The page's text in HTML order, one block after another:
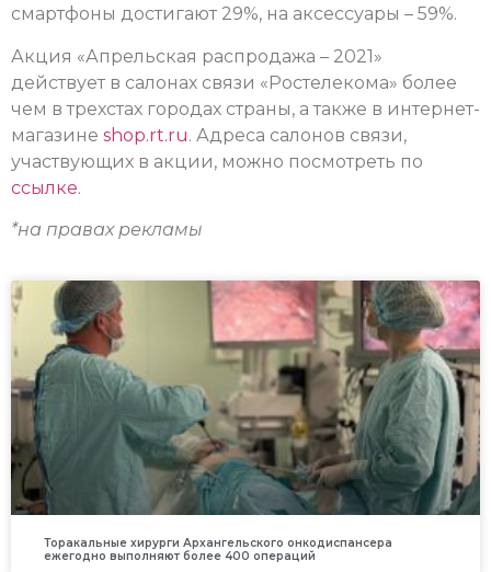
смартфоны достигают 29%, на аксессуары – 59%.
Акция «Апрельская распродажа – 2021»
действует в салонах связи «Ростелекома» более
чем в трехстах городах страны, а также в интернет-
магазине shop.rt.ru. Адреса салонов связи,
участвующих в акции, можно посмотреть по
ссылке.
*на правах рекламы
Торакальные хирурги Архангельского онкодиспансера
ежегодно выполняют более 400 операций